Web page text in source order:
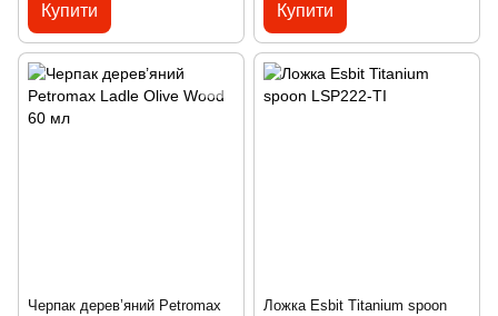
Купити Купити
Черпак дерев’яний Petromax
Ложка Esbit Titanium spoon